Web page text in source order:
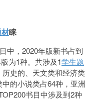
睐
中，2020年版新书占到
为1种。共涉及1学生题
史的、天文类和经济类
的小说类占64种，亚洲
书目中涉及到2种